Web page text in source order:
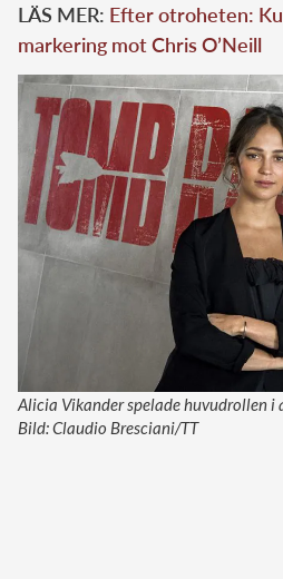
LÄS MER: Efter otroheten:
markering mot Chris O’Neill
Alicia Vikander spelade huvudrollen i
Bild: Claudio Bresciani/TT